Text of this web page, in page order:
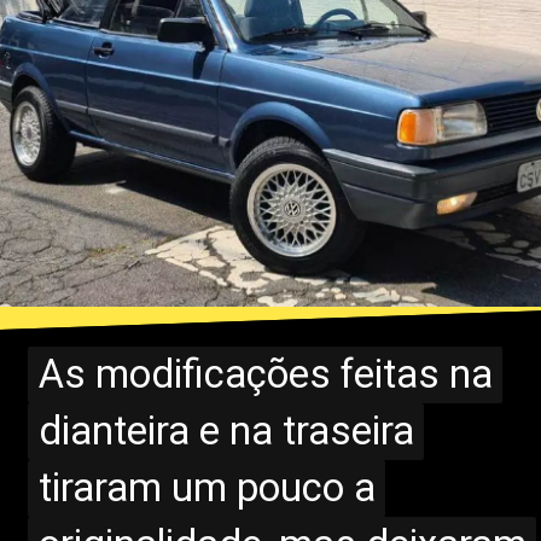
As modificações feitas na
dianteira e na traseira
tiraram um pouco a
As modificações feitas na
dianteira e na traseira
tiraram um pouco a